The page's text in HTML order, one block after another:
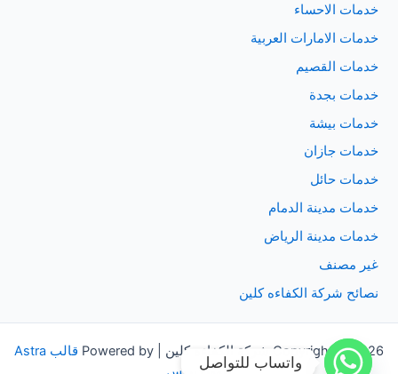
خدمات الاحساء
خدمات الامارات العربية
خدمات القصيم
خدمات بجدة
خدمات بيشة
خدمات جازان
خدمات حائل
خدمات مدينة الدمام
خدمات مدينة الرياض
غير مصنف
نصائح شركة الكفاءه كلين
Copyright © 2026 شركة الكفاءه كلين | Powered by
قالب Astra
واتساب للتواصل